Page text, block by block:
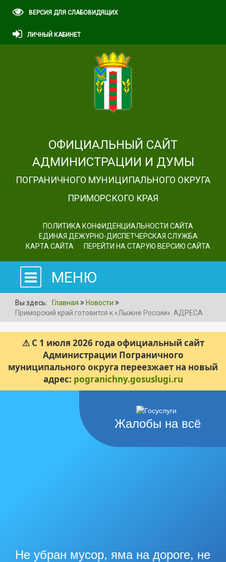
ВЕРСИЯ ДЛЯ СЛАБОВИДЯЩИХ
ЛИЧНЫЙ КАБИНЕТ
ОФИЦИАЛЬНЫЙ САЙТ
АДМИНИСТРАЦИИ И ДУМЫ
ПОГРАНИЧНОГО МУНИЦИПАЛЬНОГО ОКРУГА
ПРИМОРСКОГО КРАЯ
ПОЛИТИКА КОНФИДЕНЦИАЛЬНОСТИ САЙТА
ЕДИНАЯ ДЕЖУРНО-ДИСПЕТЧЕРСКАЯ СЛУЖБА
КАРТА САЙТА
ПЕРЕЙТИ НА СТАРУЮ ВЕРСИЮ САЙТА
МЕНЮ
Вы здесь: Главная
Новости
Приморский край готовится к «Лыжне России». АДРЕСА
⚠ С 1 июля 2026 года официальный сайт
Администрации Пограничного
муниципального округа переезжает на новый
адрес: pogranichny.gosuslugi.ru
Жалобы на всё
Не убран мусор, яма на дороге, не